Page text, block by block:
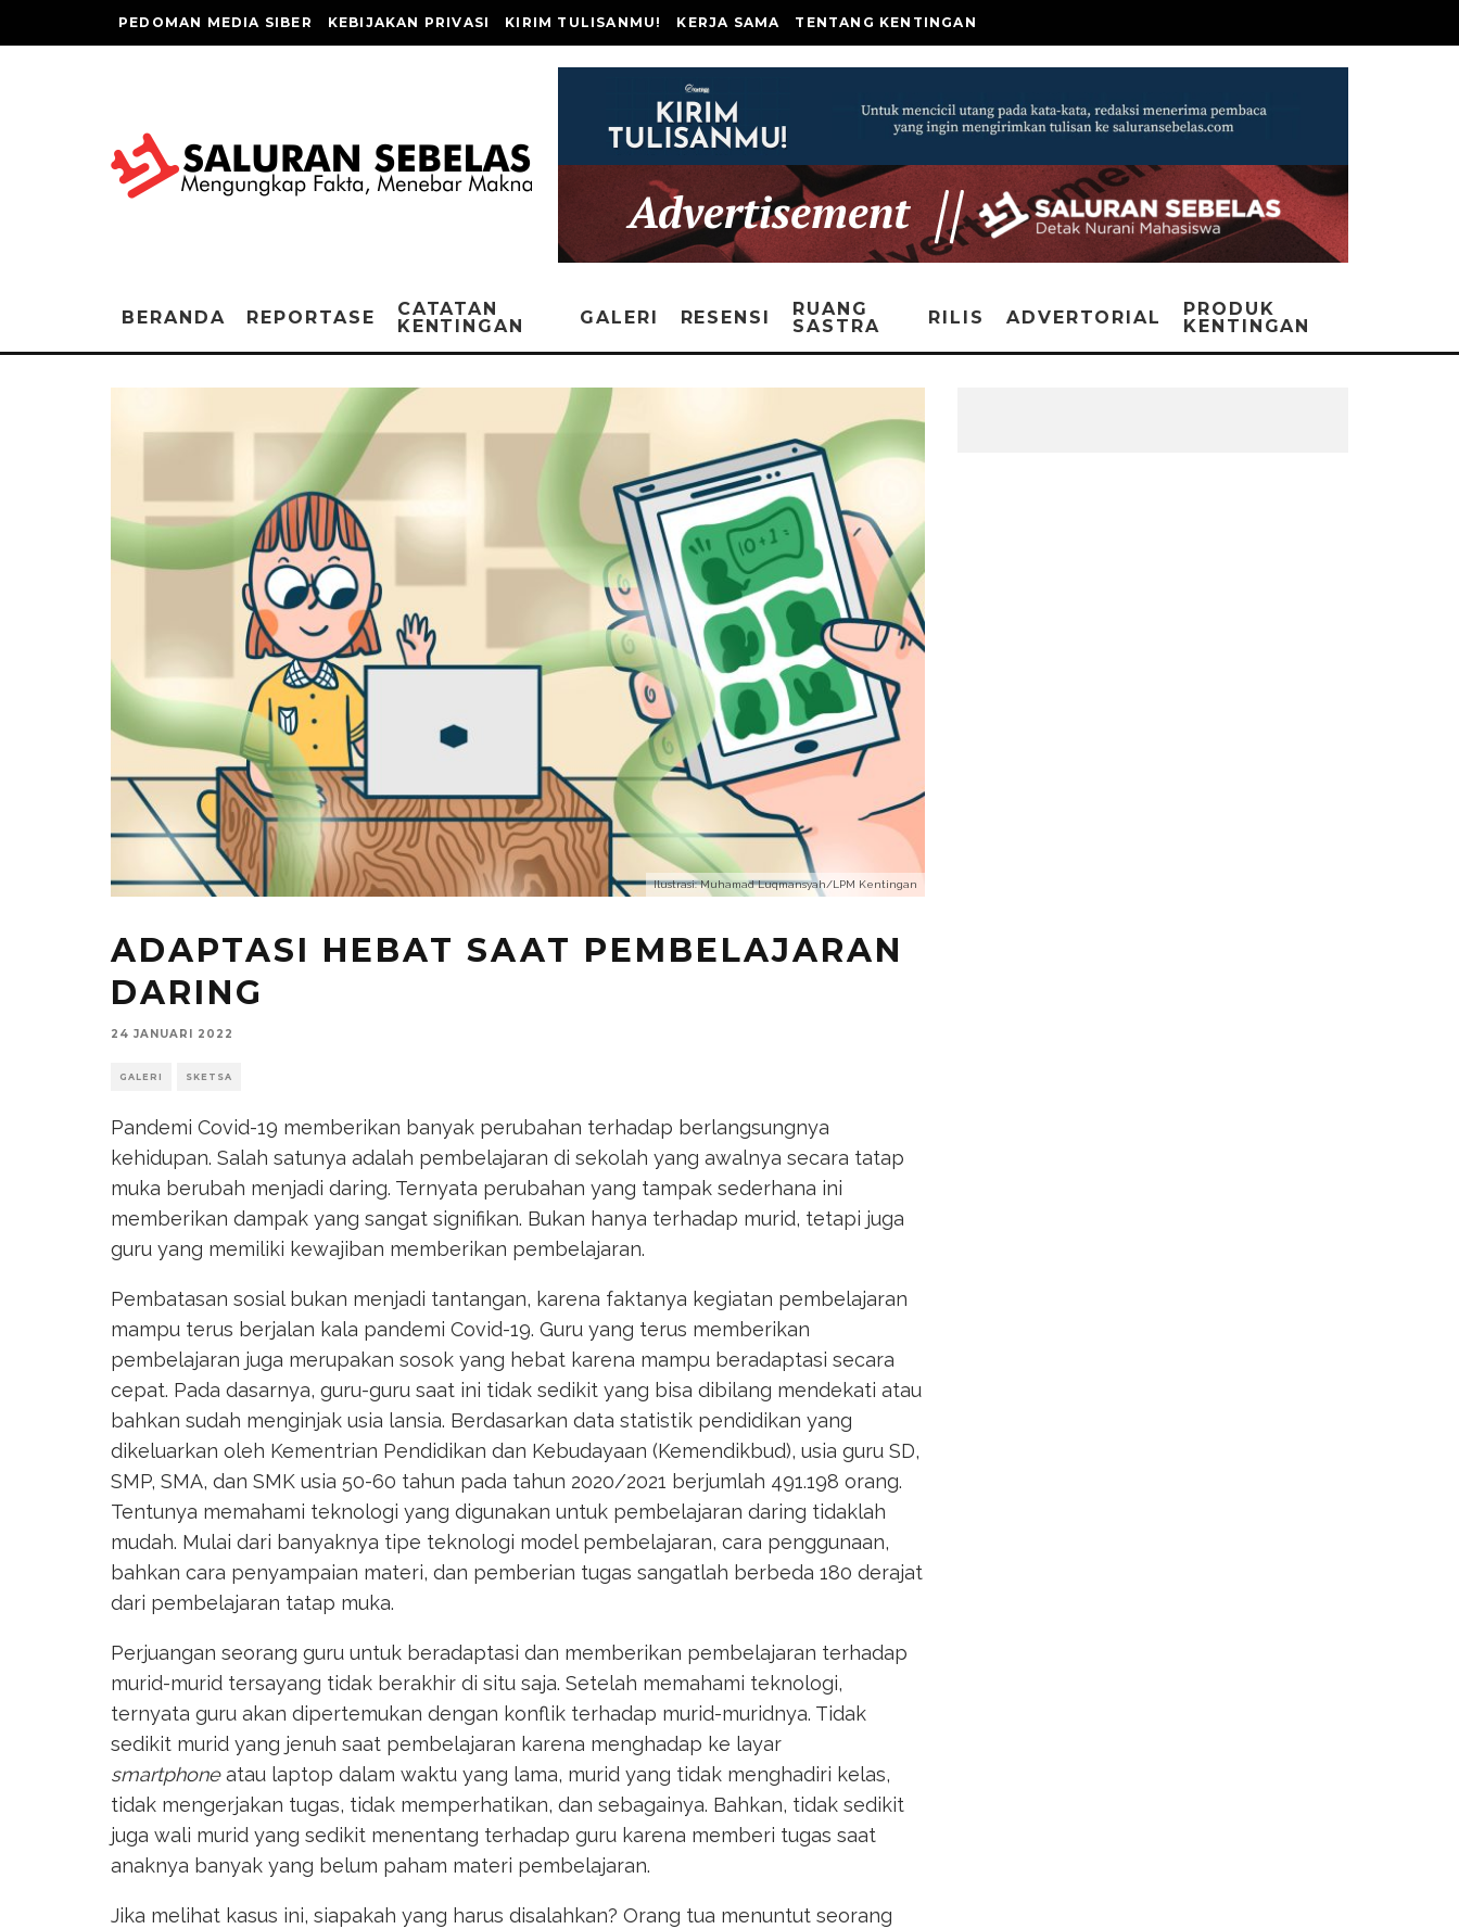
PEDOMAN MEDIA SIBER KEBIJAKAN PRIVASI KIRIM TULISANMU! KERJA SAMA TENTANG KENTINGAN
BERANDA REPORTASE
CATATAN
KENTINGAN
GALERI RESENSI
RUANG
SASTRA
RILIS ADVERTORIAL
PRODUK
KENTINGAN
Ilustrasi: Muhamad Luqmansyah/LPM Kentingan
ADAPTASI HEBAT SAAT PEMBELAJARAN
DARING
24 JANUARI 2022
GALERI SKETSA
Pandemi Covid-19 memberikan banyak perubahan terhadap berlangsungnya
kehidupan. Salah satunya adalah pembelajaran di sekolah yang awalnya secara tatap
muka berubah menjadi daring. Ternyata perubahan yang tampak sederhana ini
memberikan dampak yang sangat signifikan. Bukan hanya terhadap murid, tetapi juga
guru yang memiliki kewajiban memberikan pembelajaran.
Pembatasan sosial bukan menjadi tantangan, karena faktanya kegiatan pembelajaran
mampu terus berjalan kala pandemi Covid-19. Guru yang terus memberikan
pembelajaran juga merupakan sosok yang hebat karena mampu beradaptasi secara
cepat. Pada dasarnya, guru-guru saat ini tidak sedikit yang bisa dibilang mendekati atau
bahkan sudah menginjak usia lansia. Berdasarkan data statistik pendidikan yang
dikeluarkan oleh Kementrian Pendidikan dan Kebudayaan (Kemendikbud), usia guru SD,
SMP, SMA, dan SMK usia 50-60 tahun pada tahun 2020/2021 berjumlah 491.198 orang.
Tentunya memahami teknologi yang digunakan untuk pembelajaran daring tidaklah
mudah. Mulai dari banyaknya tipe teknologi model pembelajaran, cara penggunaan,
bahkan cara penyampaian materi, dan pemberian tugas sangatlah berbeda 180 derajat
dari pembelajaran tatap muka.
Perjuangan seorang guru untuk beradaptasi dan memberikan pembelajaran terhadap
murid-murid tersayang tidak berakhir di situ saja. Setelah memahami teknologi,
ternyata guru akan dipertemukan dengan konflik terhadap murid-muridnya. Tidak
sedikit murid yang jenuh saat pembelajaran karena menghadap ke layar
smartphoneatau laptop dalam waktu yang lama, murid yang tidak menghadiri kelas,
tidak mengerjakan tugas, tidak memperhatikan, dan sebagainya. Bahkan, tidak sedikit
juga wali murid yang sedikit menentang terhadap guru karena memberi tugas saat
anaknya banyak yang belum paham materi pembelajaran.
Jika melihat kasus ini, siapakah yang harus disalahkan? Orang tua menuntut seorang